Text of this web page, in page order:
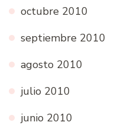
octubre 2010
septiembre 2010
agosto 2010
julio 2010
junio 2010